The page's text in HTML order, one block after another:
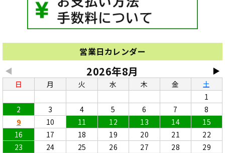
営業日カレンダー
◀ ▶
2026年8月
日 月 火 水 木 金
土
1
2
3 4 5 6 7
8
9
10 11 12 13 14
15
16
17 18 19 20 21
22
23
24 25 26 27 28
29